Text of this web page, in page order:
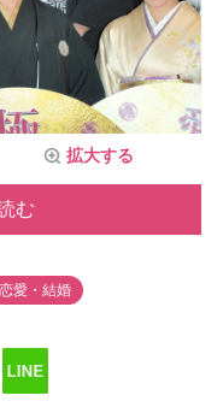
拡大する
む
愛・結婚